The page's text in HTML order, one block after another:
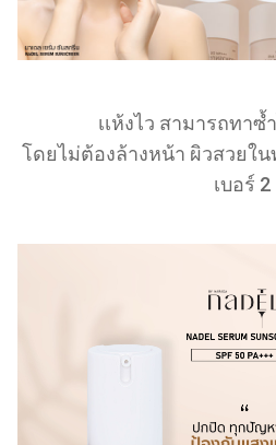
เเห้งไว สามารถทา
โดยไม่ต้องล้างหน้า ผิวสวยใน
เบอร์ 2